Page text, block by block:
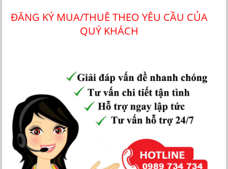
ĐĂNG KÝ MUA/THUÊ THEO YÊU CẦU CỦA
QUÝ KHÁCH